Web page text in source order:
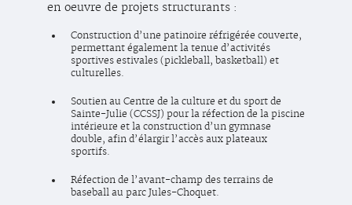
en oeuvre de projets structurants :
Construction d’une patinoire réfrigérée couverte,
permettant également la tenue d’activités
sportives estivales (pickleball, basketball) et
culturelles.
Soutien au Centre de la culture et du sport de
Sainte-Julie (CCSSJ) pour la réfection de la piscine
intérieure et la construction d’un gymnase
double, afin d’élargir l’accès aux plateaux
sportifs.
Réfection de l’avant-champ des terrains de
baseball au parc Jules-Choquet.